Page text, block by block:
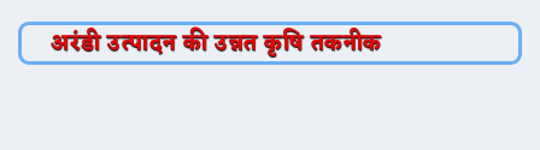
अरंडी उत्पादन की उन्नत कृषि तकनीक